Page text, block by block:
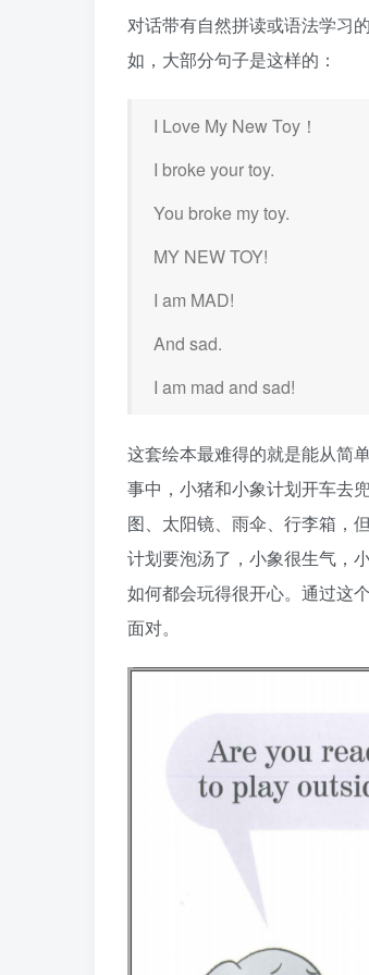
对话带有自然拼读或语法学习
如，大部分句子是这样的：
I Love My New Toy！
I broke your toy.
You broke my toy.
MY NEW TOY!
I am MAD!
And sad.
I am mad and sad!
这套绘本最难得的就是能从简
事中，小猪和小象计划开车去
图、太阳镜、雨伞、行李箱，
计划要泡汤了，小象很生气，
如何都会玩得很开心。通过这
面对。